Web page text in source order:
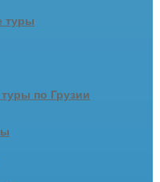
туры
по Грузии